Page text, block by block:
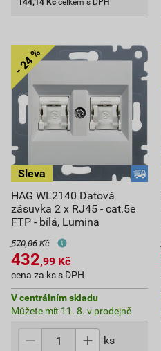
144,14 Kč celkem s DPH
HAG WL2140 Datová
zásuvka 2 x RJ45 - cat.5e
FTP - bílá, Lumina
570,06 Kč
432,99 Kč
cena za ks s DPH
V centrálním skladu
Můžete mít 11. 8. v prodejně
ks